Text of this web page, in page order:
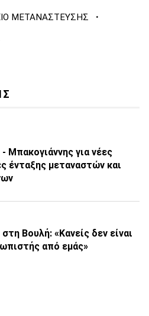
ΜΕΤΑΝΑΣΤΕΥΣΗΣ ·
- Μπακογιάννης για νέες
ένταξης μεταναστών και
στη Βουλή: «Κανείς δεν είναι
από εμάς»